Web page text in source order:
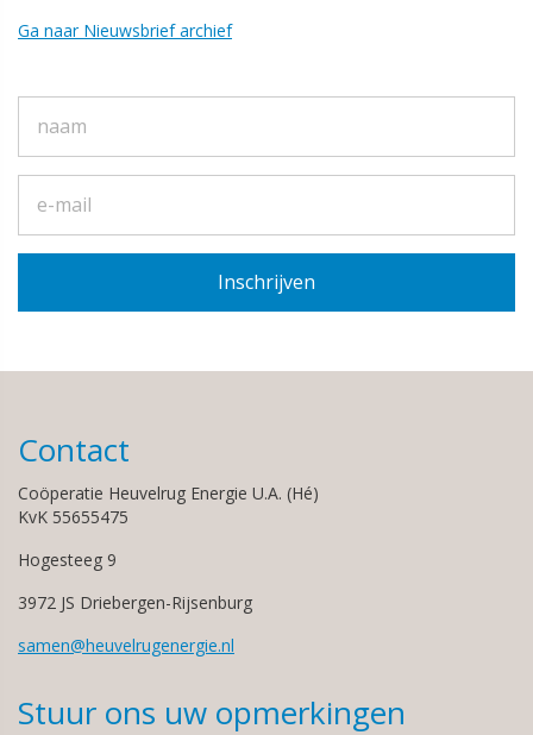
Ga naar Nieuwsbrief archief
Contact
Coöperatie Heuvelrug Energie U.A. (Hé)
KvK 55655475
Hogesteeg 9
3972 JS Driebergen-Rijsenburg
samen@heuvelrugenergie.nl
Stuur ons uw opmerkingen